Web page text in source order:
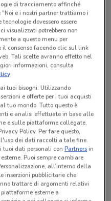
negozio
abbiamo pubblicato
Riprova più tardi.
di tracciamento affinché
e i nostri partner trattiamo i
dovessero essere
visualizzati potrebbero non
a questo menu per
il consenso facendo clic sul link
Tali scelte avranno effetto nel
informazioni, consulta
tuoi bisogni: Utilizzando
e offerte per i tuoi acquisti
tuo mondo. Tutto questo è
e analisi effettuate in base alle
e sulle piattaforme collegate,
Policy. Per fare questo,
dei dati raccolti a tale fine.
tuoi dati personali conPartnersin
Puoi sempre cambiare
all’interno della
inserzioni pubblicitarie che
trattare di argomenti relativi
esterne a